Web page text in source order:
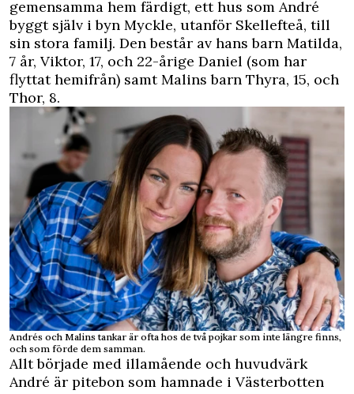
gemensamma hem färdigt, ett hus som André
byggt själv i byn Myckle, utanför Skellefteå, till
sin stora familj. Den består av hans barn Matilda,
7 år, Viktor, 17, och 22-årige Daniel (som har
flyttat hemifrån) samt Malins barn Thyra, 15, och
Thor, 8.
Andrés och Malins tankar är ofta hos de två pojkar som inte längre finns,
och som förde dem samman.
Allt började med illamående och huvudvärk
André är pitebon som hamnade i Västerbotten